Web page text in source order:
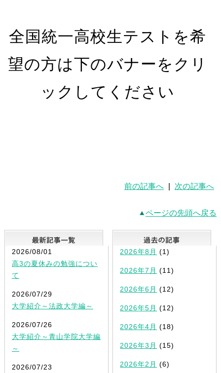
全国統一高校生テストを希
望の方は下のバナーをクリ
ックしてください
前の記事へ 次の記事へ
ページの先頭へ戻る
最新記事一覧
2026/08/01
高3の夏休みの勉強につい
て
2026/07/29
大学紹介～法政大学編～
2026/07/26
大学紹介～青山学院大学編
～
2026/07/23
2026年8月 (1)
2026年7月 (11)
2026年6月 (12)
2026年5月 (12)
2026年4月 (18)
2026年3月 (15)
2026年2月 (6)